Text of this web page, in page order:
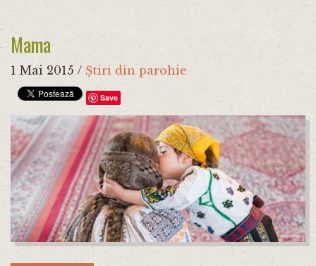
Mama
1 Mai 2015 / Știri din parohie
Save